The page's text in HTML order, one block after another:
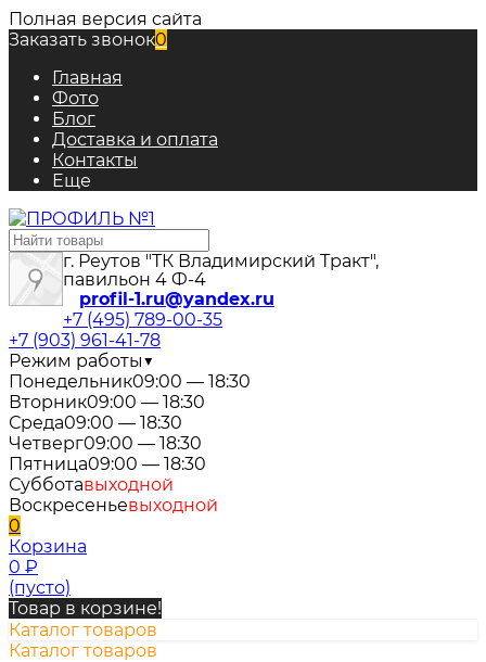
Полная версия сайта
Заказать звонок0
Главная
Фото
Блог
Доставка и оплата
Контакты
Еще
г. Реутов "ТК Владимирский Тракт",
павильон 4 Ф-4
profil-1.ru@yandex.ru
+7 (495) 789-00-35
+7 (903) 961-41-78
Режим работы▼
Понедельник09:00 — 18:30
Вторник09:00 — 18:30
Среда09:00 — 18:30
Четверг09:00 — 18:30
Пятница09:00 — 18:30
Субботавыходной
Воскресеньевыходной
0
Корзина
0 ₽
(пусто)
Товар в корзине!
Каталог товаров
Каталог товаров